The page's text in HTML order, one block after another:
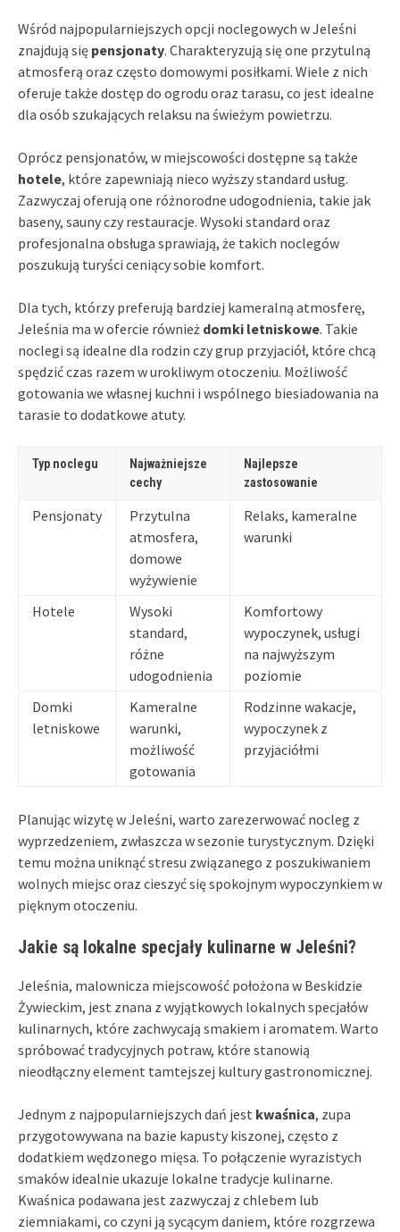
Wśród najpopularniejszych opcji noclegowych w Jeleśni
znajdują się pensjonaty. Charakteryzują się one przytulną
atmosferą oraz często domowymi posiłkami. Wiele z nich
oferuje także dostęp do ogrodu oraz tarasu, co jest idealne
dla osób szukających relaksu na świeżym powietrzu.
Oprócz pensjonatów, w miejscowości dostępne są także
hotele, które zapewniają nieco wyższy standard usług.
Zazwyczaj oferują one różnorodne udogodnienia, takie jak
baseny, sauny czy restauracje. Wysoki standard oraz
profesjonalna obsługa sprawiają, że takich noclegów
poszukują turyści ceniący sobie komfort.
Dla tych, którzy preferują bardziej kameralną atmosferę,
Jeleśnia ma w ofercie również domki letniskowe. Takie
noclegi są idealne dla rodzin czy grup przyjaciół, które chcą
spędzić czas razem w urokliwym otoczeniu. Możliwość
gotowania we własnej kuchni i wspólnego biesiadowania na
tarasie to dodatkowe atuty.
Typ noclegu
Najważniejsze
cechy
Najlepsze
zastosowanie
Pensjonaty
Przytulna
atmosfera,
domowe
wyżywienie
Relaks, kameralne
warunki
Hotele
Wysoki
standard,
różne
udogodnienia
Komfortowy
wypoczynek, usługi
na najwyższym
poziomie
Domki
letniskowe
Kameralne
warunki,
możliwość
gotowania
Rodzinne wakacje,
wypoczynek z
przyjaciółmi
Planując wizytę w Jeleśni, warto zarezerwować nocleg z
wyprzedzeniem, zwłaszcza w sezonie turystycznym. Dzięki
temu można uniknąć stresu związanego z poszukiwaniem
wolnych miejsc oraz cieszyć się spokojnym wypoczynkiem w
pięknym otoczeniu.
Jakie są lokalne specjały kulinarne w Jeleśni?
Jeleśnia, malownicza miejscowość położona w Beskidzie
Żywieckim, jest znana z wyjątkowych lokalnych specjałów
kulinarnych, które zachwycają smakiem i aromatem. Warto
spróbować tradycyjnych potraw, które stanowią
nieodłączny element tamtejszej kultury gastronomicznej.
Jednym z najpopularniejszych dań jest kwaśnica, zupa
przygotowywana na bazie kapusty kiszonej, często z
dodatkiem wędzonego mięsa. To połączenie wyrazistych
smaków idealnie ukazuje lokalne tradycje kulinarne.
Kwaśnica podawana jest zazwyczaj z chlebem lub
ziemniakami, co czyni ją sycącym daniem, które rozgrzewa